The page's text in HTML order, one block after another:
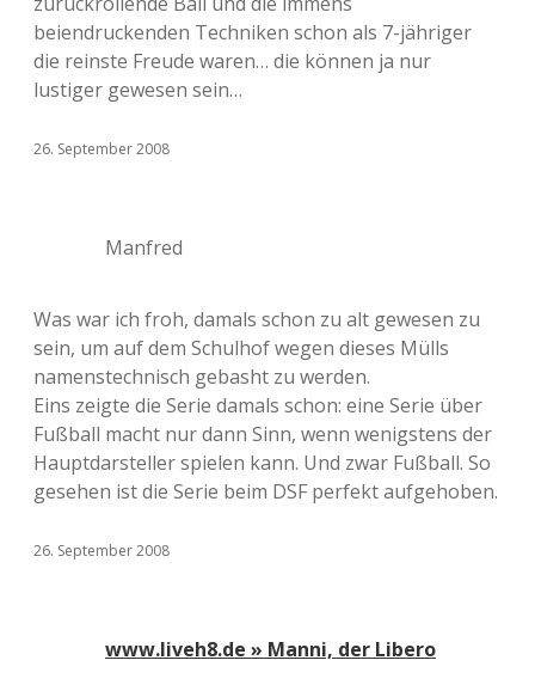
beiendruckenden Techniken schon als 7-jähriger
die reinste Freude waren… die können ja nur
lustiger gewesen sein…
26. September 2008
Manfred
Was war ich froh, damals schon zu alt gewesen zu
sein, um auf dem Schulhof wegen dieses Mülls
namenstechnisch gebasht zu werden.
Eins zeigte die Serie damals schon: eine Serie über
Fußball macht nur dann Sinn, wenn wenigstens der
Hauptdarsteller spielen kann. Und zwar Fußball. So
gesehen ist die Serie beim DSF perfekt aufgehoben.
26. September 2008
www.liveh8.de » Manni, der Libero